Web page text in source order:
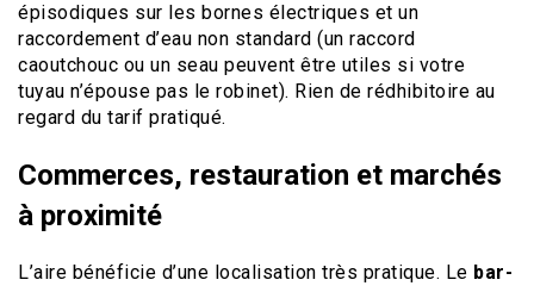
épisodiques sur les bornes électriques et un
raccordement d’eau non standard (un raccord
caoutchouc ou un seau peuvent être utiles si votre
tuyau n’épouse pas le robinet). Rien de rédhibitoire au
regard du tarif pratiqué.
Commerces, restauration et marchés
à proximité
L’aire bénéficie d’une localisation très pratique. Le bar-